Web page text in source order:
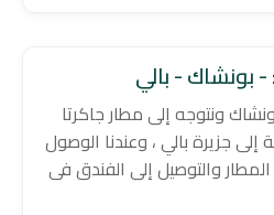
بونشاك - بالي
ونتوجه إلى مطار جاكرتا
إلى جزيرة بالي ، وعندنا الوصول
والتوصيل إلى الفندق فى